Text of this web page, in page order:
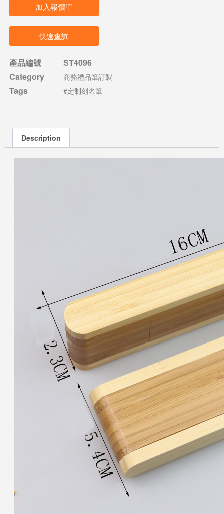
加入報價單
快速查詢
產品編號
ST4096
Category
商務禮品筆訂製
Tags #定制刻名筆
Description